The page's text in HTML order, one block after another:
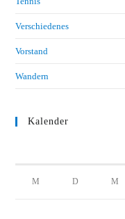
Verschiedenes
Vorstand
Wandern
Kalender
M D M